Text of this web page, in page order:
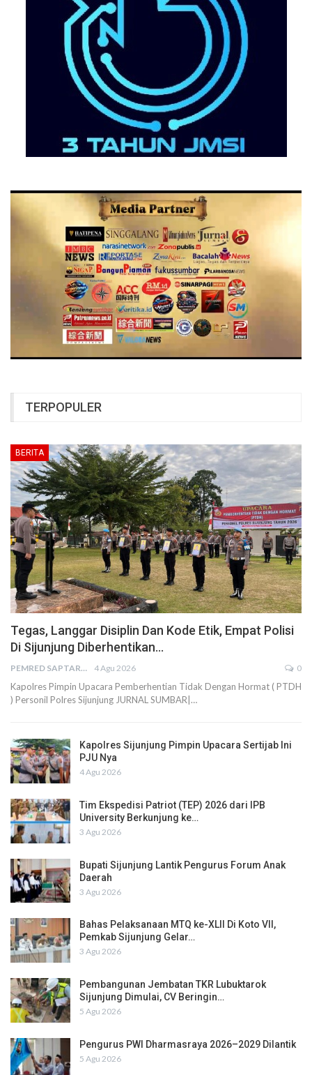
TERPOPULER
BERITA
Tegas, Langgar Disiplin Dan Kode Etik, Empat Polisi
Di Sijunjung Diberhentikan…
PEMRED SAPTARIUS 4 Agu 2026 0
Kapolres Pimpin Upacara Pemberhentian Tidak Dengan Hormat ( PTDH
) Personil Polres Sijunjung JURNAL SUMBAR|…
Kapolres Sijunjung Pimpin Upacara Sertijab Ini
PJU Nya
4 Agu 2026
Tim Ekspedisi Patriot (TEP) 2026 dari IPB
University Berkunjung ke…
3 Agu 2026
Bupati Sijunjung Lantik Pengurus Forum Anak
Daerah
3 Agu 2026
Bahas Pelaksanaan MTQ ke-XLII Di Koto VII,
Pemkab Sijunjung Gelar…
3 Agu 2026
Pembangunan Jembatan TKR Lubuktarok
Sijunjung Dimulai, CV Beringin…
5 Agu 2026
Pengurus PWI Dharmasraya 2026–2029 Dilantik
5 Agu 2026